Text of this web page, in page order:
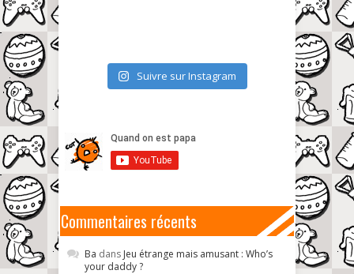
Suivre sur Instagram
Commentaires récents
Ba dans Jeu étrange mais amusant : Who’s
your daddy ?